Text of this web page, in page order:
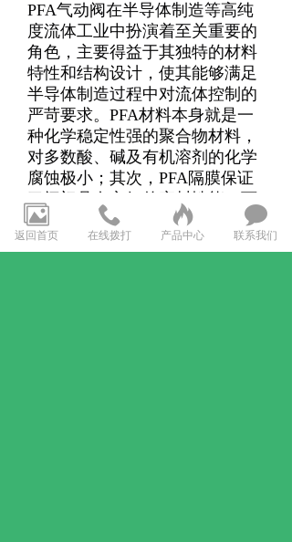
PFA气动阀在半导体制造等高纯
度流体工业中扮演着至关重要的
角色，主要得益于其独特的材料
特性和结构设计，使其能够满足
半导体制造过程中对流体控制的
严苛要求。PFA材料本身就是一
种化学稳定性强的聚合物材料，
对多数酸、碱及有机溶剂的化学
腐蚀极小；其次，PFA隔膜保证
了阀门具有良好的密封性能，可
以避免介质与阀门内壁接触而产
生二次污染。
返回首页 在线拨打 产品中心 联系我们